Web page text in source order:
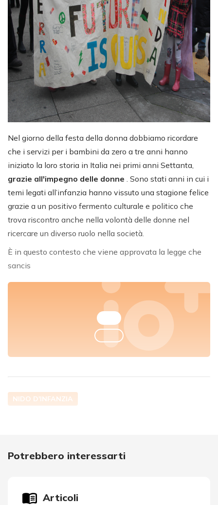
Nel giorno della festa della donna dobbiamo ricordare
che i servizi per i bambini da zero a tre anni hanno
iniziato la loro storia in Italia nei primi anni Settanta,
grazie all'impegno delle donne . Sono stati anni in cui i
temi legati all’infanzia hanno vissuto una stagione felice
grazie a un positivo fermento culturale e politico che
trova riscontro anche nella volontà delle donne nel
ricercare un diverso ruolo nella società.
È in questo contesto che viene approvata la legge che
sancis
NIDO D'INFANZIA
Potrebbero interessarti
Articoli